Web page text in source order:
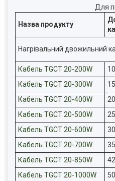
Для
Назва продукту
Нагрівальний двожильний
Кабель TGCT 20-200W
10
Кабель TGCT 20-300W
15
Кабель TGCT 20-400W
20
Кабель TGCT 20-500W
25
Кабель TGCT 20-600W
30
Кабель TGCT 20-700W
35
Кабель TGCT 20-850W
Кабель TGCT 20-1000W
50